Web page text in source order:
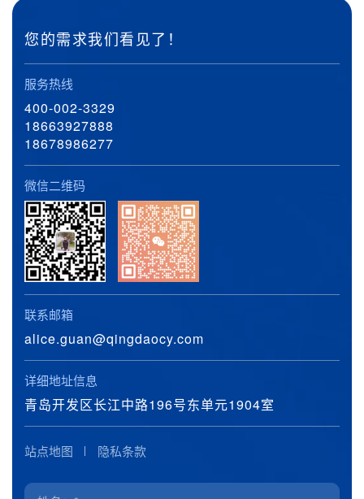
您的需求我们看见了！
服务热线
400-002-3329
18663927888
18678986277
微信二维码
联系邮箱
alice.guan@qingdaocy.com
详细地址信息
青岛开发区长江中路196号东单元1904室
站点地图 隐私条款